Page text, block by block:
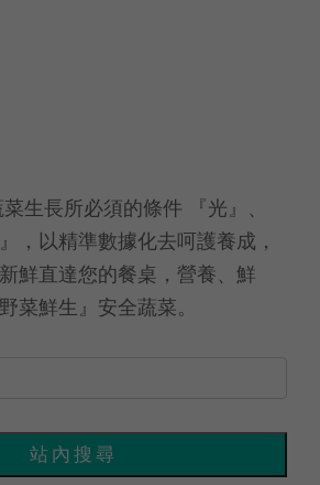
生長所必須的條件 『光』、
，以精準數據化去呵護養成，
鮮直達您的餐桌，營養、鮮
菜鮮生』安全蔬菜。